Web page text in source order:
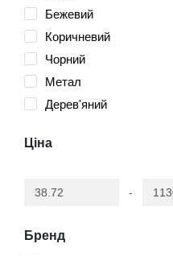
Бежевий
Коричневий
Чорний
Метал
Дерев'яний
Ціна
-
Бренд